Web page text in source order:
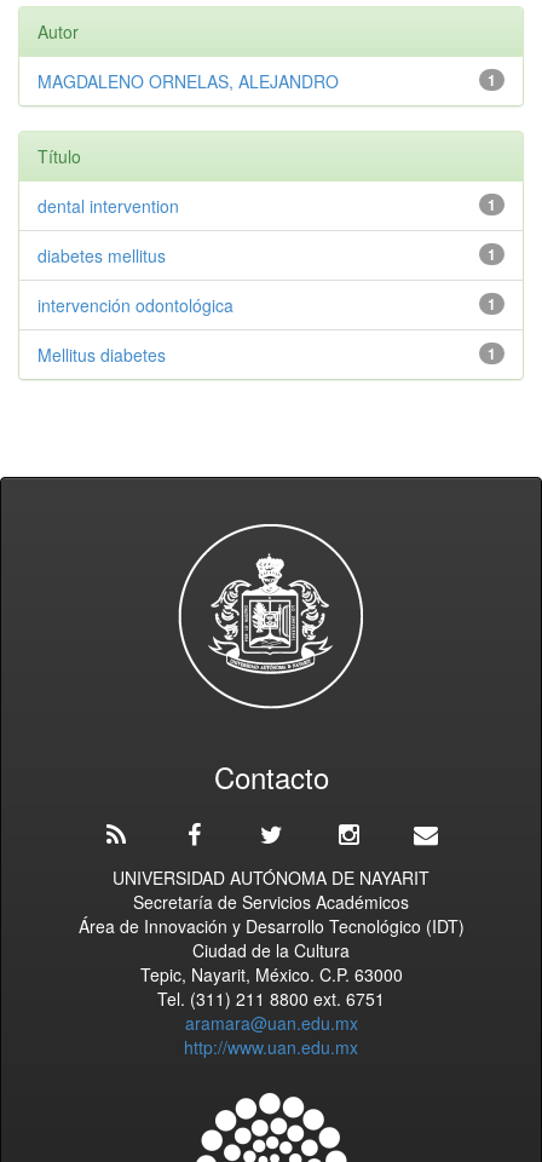
Autor
1
MAGDALENO ORNELAS, ALEJANDRO
Título
1
dental intervention
1
diabetes mellitus
1
intervención odontológica
1
Mellitus diabetes
Contacto
UNIVERSIDAD AUTÓNOMA DE NAYARIT
Secretaría de Servicios Académicos
Área de Innovación y Desarrollo Tecnológico (IDT)
Ciudad de la Cultura
Tepic, Nayarit, México. C.P. 63000
Tel. (311) 211 8800 ext. 6751
aramara@uan.edu.mx
http://www.uan.edu.mx